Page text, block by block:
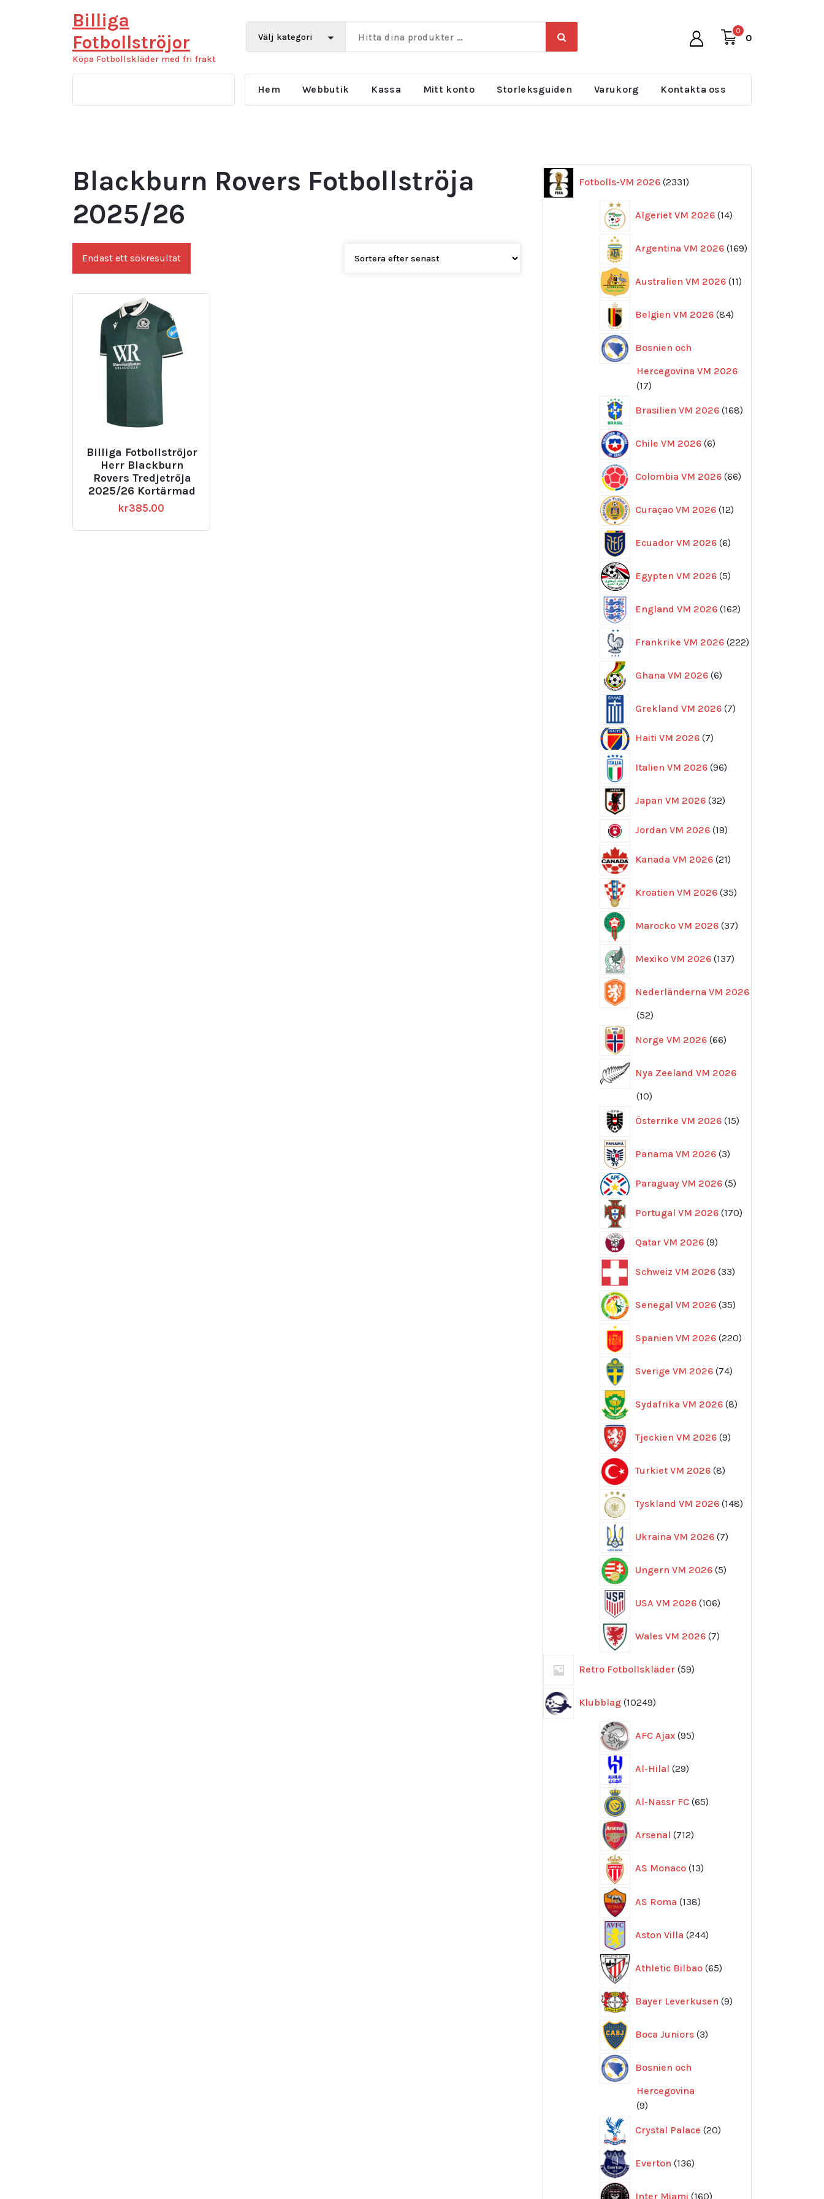
Billiga
Fotbollströjor
Köpa Fotbollskläder med fri frakt
0
0
Hem Webbutik Kassa Mitt konto Storleksguiden Varukorg Kontakta oss
Blackburn Rovers Fotbollströja
2025/26
Endast ett sökresultat
Billiga Fotbollströjor
Herr Blackburn
Rovers Tredjetröja
2025/26 Kortärmad
kr385.00
Fotbolls-VM 2026 2331
produkter
Algeriet VM 2026 14
produkter
Argentina VM 2026 169
produkter
Australien VM 2026 11
produkter
Belgien VM 2026 84
produkter
Bosnien och
Hercegovina VM 2026
1717
Brasilien VM 2026 168
produkter
Chile VM 2026 6
produkter
Colombia VM 2026 66
produkter
Curaçao VM 2026 12
produkter
Ecuador VM 2026 6
produkter
Egypten VM 2026 5
produkter
England VM 2026 162
produkter
Frankrike VM 2026 222
produkter
Ghana VM 2026 6
produkter
Grekland VM 2026 7
produkter
Haiti VM 2026 77
Italien VM 2026 96
produkter
Japan VM 2026 32
produkter
Jordan VM 2026 1919
Kanada VM 2026 21
produkter
Kroatien VM 2026 35
produkter
Marocko VM 2026 37
produkter
Mexiko VM 2026 137
produkter
Nederländerna VM 2026
5252
Norge VM 2026 66
produkter
Nya Zeeland VM 2026
1010
Österrike VM 2026 15
produkter
Panama VM 2026 3
produkter
Paraguay VM 2026 55
Portugal VM 2026 170
produkter
Qatar VM 2026 99
Schweiz VM 2026 33
produkter
Senegal VM 2026 35
produkter
Spanien VM 2026 220
produkter
Sverige VM 2026 74
produkter
Sydafrika VM 2026 8
produkter
Tjeckien VM 2026 9
produkter
Turkiet VM 2026 8
produkter
Tyskland VM 2026 148
produkter
Ukraina VM 2026 7
produkter
Ungern VM 2026 5
produkter
USA VM 2026 106
produkter
Wales VM 2026 7
produkter
Retro Fotbollskläder 59
produkter
Klubblag 10249
produkter
AFC Ajax 95
produkter
Al-Hilal 29
produkter
Al-Nassr FC 65
produkter
Arsenal 712
produkter
AS Monaco 13
produkter
AS Roma 138
produkter
Aston Villa 244
produkter
Athletic Bilbao 65
produkter
Bayer Leverkusen 9
produkter
Boca Juniors 3
produkter
Bosnien och
Hercegovina
99
Crystal Palace 20
produkter
Everton 136
produkter
Inter Miami 160